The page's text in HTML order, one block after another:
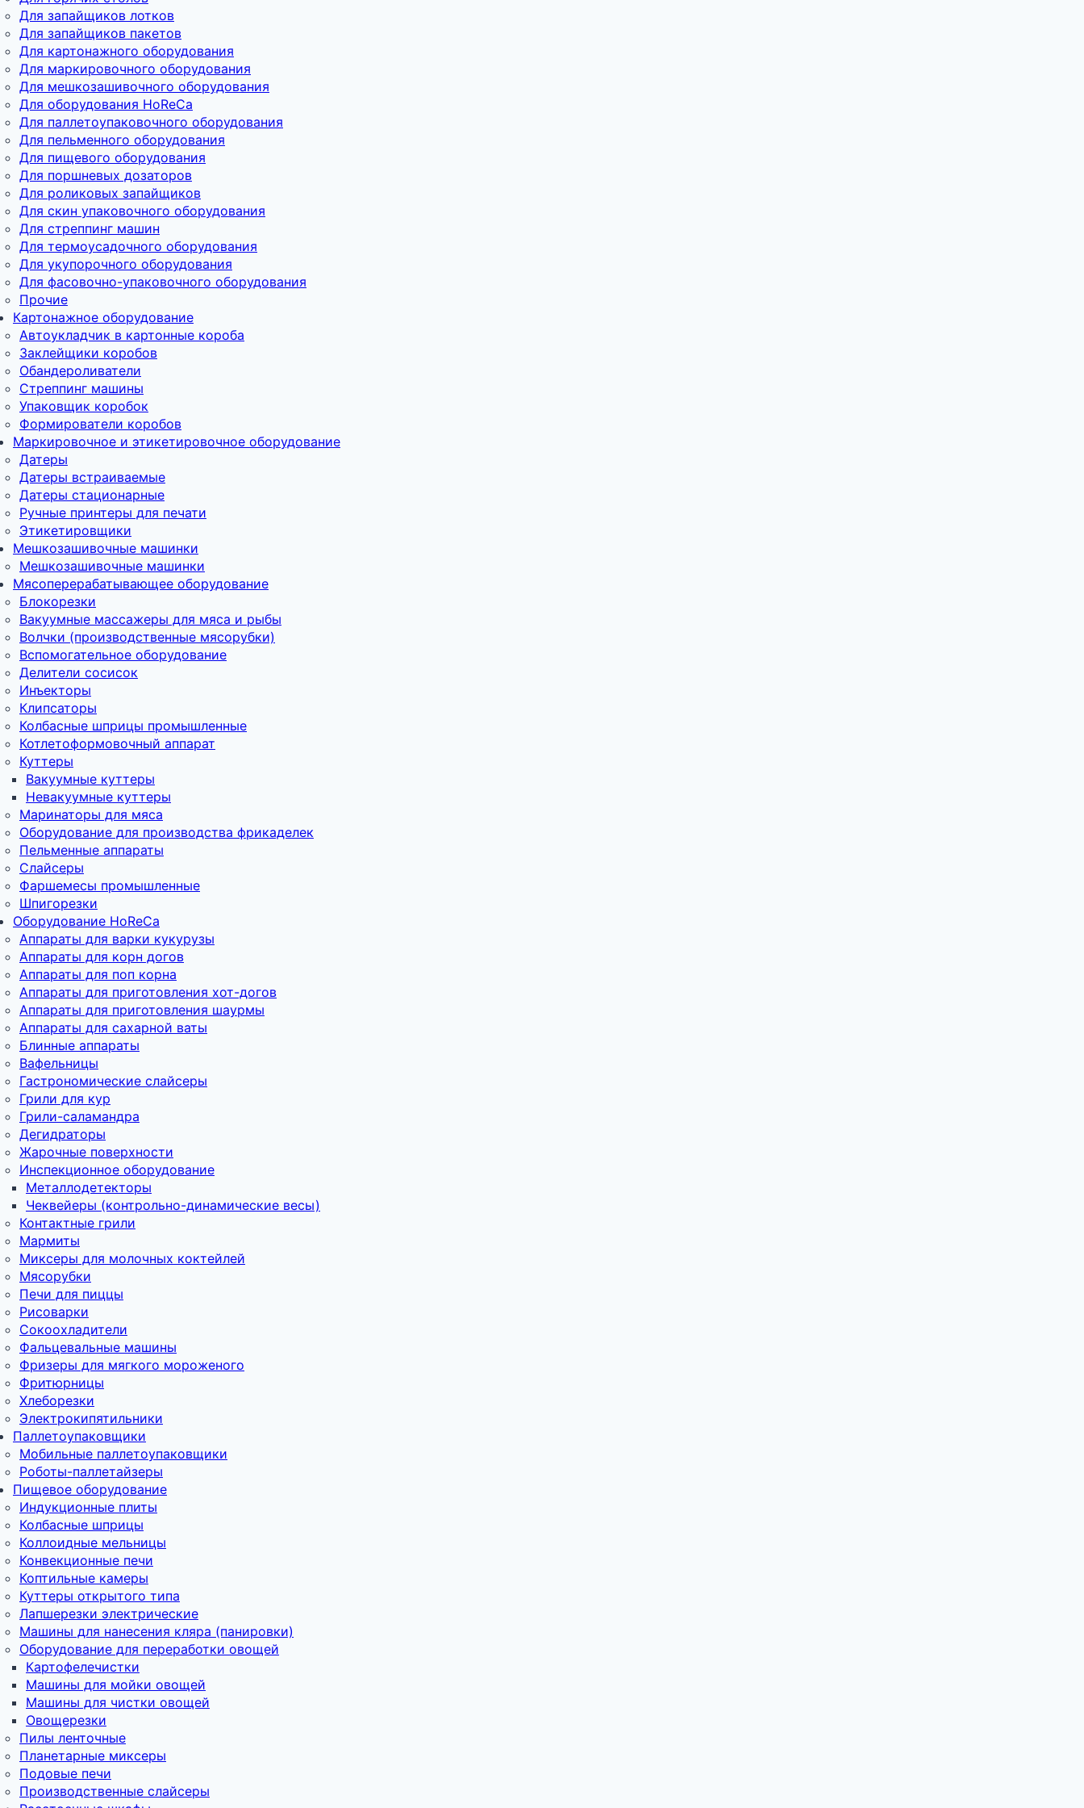
Для запайщиков лотков
Для запайщиков пакетов
Для картонажного оборудования
Для маркировочного оборудования
Для мешкозашивочного оборудования
Для оборудования HoReCa
Для паллетоупаковочного оборудования
Для пельменного оборудования
Для пищевого оборудования
Для поршневых дозаторов
Для роликовых запайщиков
Для скин упаковочного оборудования
Для стреппинг машин
Для термоусадочного оборудования
Для укупорочного оборудования
Для фасовочно-упаковочного оборудования
Прочие
Картонажное оборудование
Автоукладчик в картонные короба
Заклейщики коробов
Обандероливатели
Стреппинг машины
Упаковщик коробок
Формирователи коробов
Маркировочное и этикетировочное оборудование
Датеры
Датеры встраиваемые
Датеры стационарные
Ручные принтеры для печати
Этикетировщики
Мешкозашивочные машинки
Мешкозашивочные машинки
Мясоперерабатывающее оборудование
Блокорезки
Вакуумные массажеры для мяса и рыбы
Волчки (производственные мясорубки)
Вспомогательное оборудование
Делители сосисок
Инъекторы
Клипсаторы
Колбасные шприцы промышленные
Котлетоформовочный аппарат
Куттеры
Вакуумные куттеры
Невакуумные куттеры
Маринаторы для мяса
Оборудование для производства фрикаделек
Пельменные аппараты
Слайсеры
Фаршемесы промышленные
Шпигорезки
Оборудование HoReCa
Аппараты для варки кукурузы
Аппараты для корн догов
Аппараты для поп корна
Аппараты для приготовления хот-догов
Аппараты для приготовления шаурмы
Аппараты для сахарной ваты
Блинные аппараты
Вафельницы
Гастрономические слайсеры
Грили для кур
Грили-саламандра
Дегидраторы
Жарочные поверхности
Инспекционное оборудование
Металлодетекторы
Чеквейеры (контрольно-динамические весы)
Контактные грили
Мармиты
Миксеры для молочных коктейлей
Мясорубки
Печи для пиццы
Рисоварки
Сокоохладители
Фальцевальные машины
Фризеры для мягкого мороженого
Фритюрницы
Хлеборезки
Электрокипятильники
Паллетоупаковщики
Мобильные паллетоупаковщики
Роботы-паллетайзеры
Пищевое оборудование
Индукционные плиты
Колбасные шприцы
Коллоидные мельницы
Конвекционные печи
Коптильные камеры
Куттеры открытого типа
Лапшерезки электрические
Машины для нанесения кляра (панировки)
Оборудование для переработки овощей
Картофелечистки
Машины для мойки овощей
Машины для чистки овощей
Овощерезки
Пилы ленточные
Планетарные миксеры
Подовые печи
Производственные слайсеры